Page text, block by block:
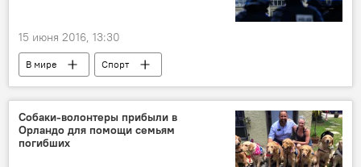
15 июня 2016, 13:30
В мире
Спорт
Евро-2016: нефутбольные страсти
Собаки-волонтеры прибыли в
Орландо для помощи семьям
погибших